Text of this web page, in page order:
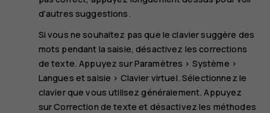
d'autres suggestions.
Si vous ne souhaitez pas que le clavier suggère des
mots pendant la saisie, désactivez les corrections
de texte. Appuyez surParamètres > Système >
Langues et saisie > Clavier virtuel. Sélectionnez le
clavier que vous utilisez généralement. Appuyez
surCorrection de texte et désactivez les méthodes